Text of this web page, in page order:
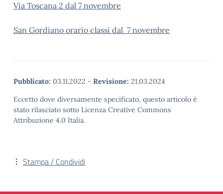
Via Toscana 2 dal 7 novembre
San Gordiano orario classi dal 7 novembre
Pubblicato: 03.11.2022 - Revisione: 21.03.2024
Eccetto dove diversamente specificato, questo articolo è
stato rilasciato sotto Licenza Creative Commons
Attribuzione 4.0 Italia.
Stampa / Condividi